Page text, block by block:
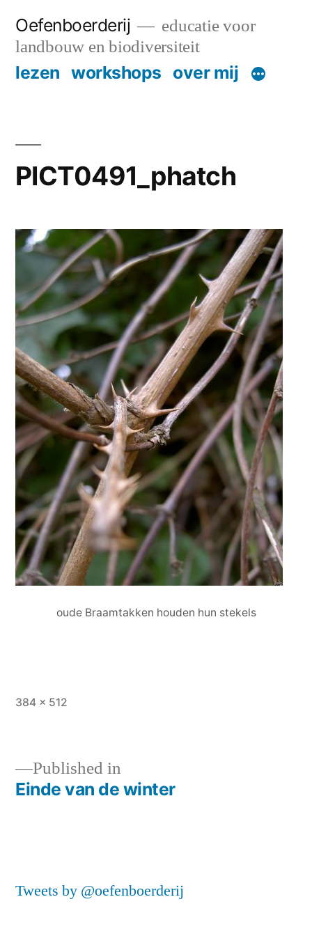
content
Oefenboerderij
educatie voor
landbouw en biodiversiteit
lezen workshops over mij
PICT0491_phatch
oude Braamtakken houden hun stekels
Full
384 × 512
Post
Published in
Einde van de winter
Tweets by @oefenboerderij